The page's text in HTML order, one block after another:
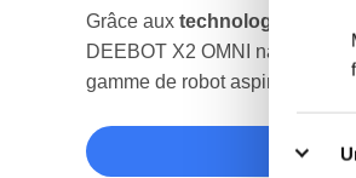
Grâce aux technologies
DEEBOT X2 OMNI navigue
gamme de robot aspirateur